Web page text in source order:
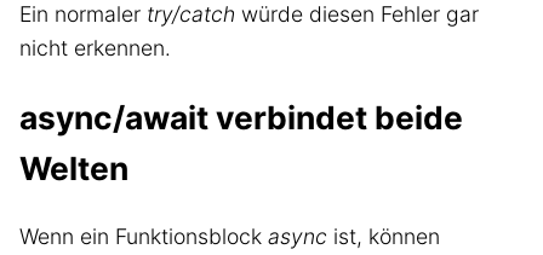
Ein normaler try/catch würde diesen Fehler gar
nicht erkennen.
async/await verbindet beide
Welten
Wenn ein Funktionsblock async ist, können